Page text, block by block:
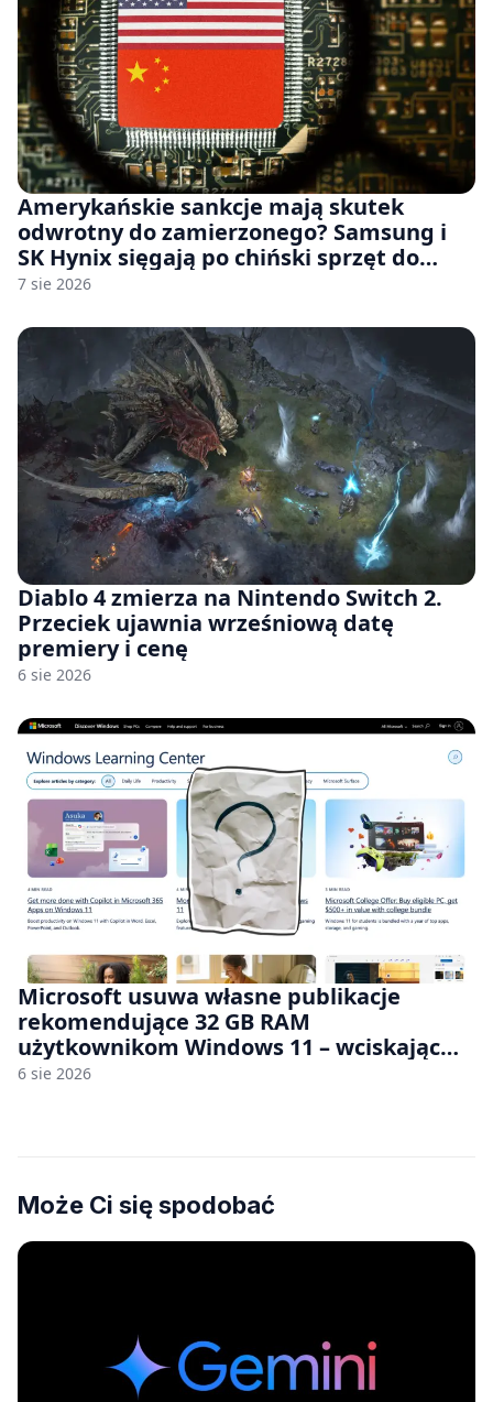
Amerykańskie sankcje mają skutek
odwrotny do zamierzonego? Samsung i
SK Hynix sięgają po chiński sprzęt do
fabryk chipów
7 sie 2026
Diablo 4 zmierza na Nintendo Switch 2.
Przeciek ujawnia wrześniową datę
premiery i cenę
6 sie 2026
Microsoft usuwa własne publikacje
rekomendujące 32 GB RAM
użytkownikom Windows 11 – wciskając
nam przy tym komputery z 8 GB RAM po
6 sie 2026
Może Ci się spodobać